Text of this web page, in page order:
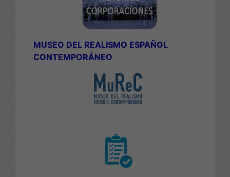
MUSEO DEL REALISMO ESPAÑOL
CONTEMPORÁNEO